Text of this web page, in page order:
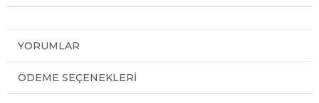
YORUMLAR
ÖDEME SEÇENEKLERI